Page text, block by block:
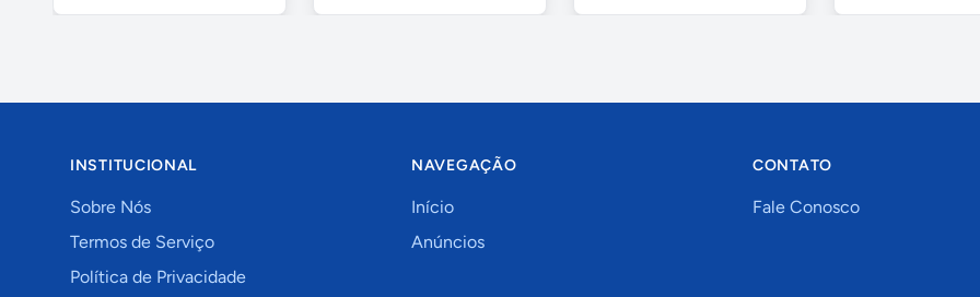
INSTITUCIONAL
Sobre Nós
Termos de Serviço
Política de Privacidade
NAVEGAÇÃO
Início
Anúncios
CONTATO
Fale Conosco